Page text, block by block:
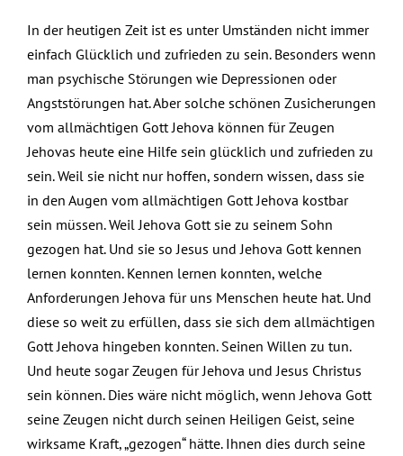
In der heutigen Zeit ist es unter Umständen nicht immer
einfach Glücklich und zufrieden zu sein. Besonders wenn
man psychische Störungen wie Depressionen oder
Angststörungen hat. Aber solche schönen Zusicherungen
vom allmächtigen Gott Jehova können für Zeugen
Jehovas heute eine Hilfe sein glücklich und zufrieden zu
sein. Weil sie nicht nur hoffen, sondern wissen, dass sie
in den Augen vom allmächtigen Gott Jehova kostbar
sein müssen. Weil Jehova Gott sie zu seinem Sohn
gezogen hat. Und sie so Jesus und Jehova Gott kennen
lernen konnten. Kennen lernen konnten, welche
Anforderungen Jehova für uns Menschen heute hat. Und
diese so weit zu erfüllen, dass sie sich dem allmächtigen
Gott Jehova hingeben konnten. Seinen Willen zu tun.
Und heute sogar Zeugen für Jehova und Jesus Christus
sein können. Dies wäre nicht möglich, wenn Jehova Gott
seine Zeugen nicht durch seinen Heiligen Geist, seine
wirksame Kraft, „gezogen“ hätte. Ihnen dies durch seine